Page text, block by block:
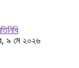
৯ মে ২০২৬